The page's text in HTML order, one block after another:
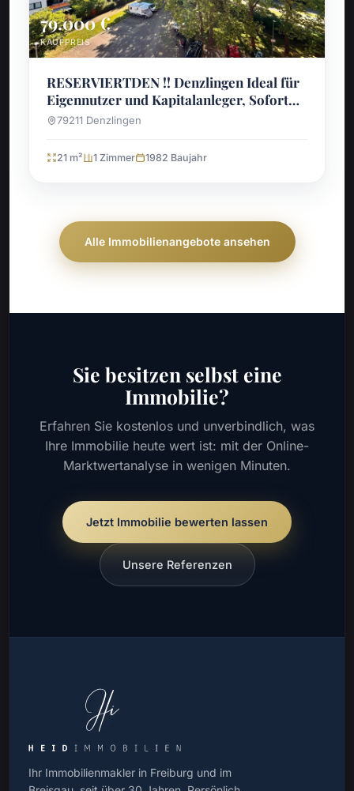
79.000 €
KAUFPREIS
RESERVIERTDEN !! Denzlingen Ideal für
Eigennutzer und Kapitalanleger, Sofort
bezugsfreie 1-Zimmer-Wohnung
79211 Denzlingen
21 m² 1 Zimmer 1982 Baujahr
Alle Immobilienangebote ansehen
Sie besitzen selbst eine
Immobilie?
Erfahren Sie kostenlos und unverbindlich, was
Ihre Immobilie heute wert ist: mit der Online-
Marktwertanalyse in wenigen Minuten.
Jetzt Immobilie bewerten lassen
Unsere Referenzen
Ihr Immobilienmakler in Freiburg und im